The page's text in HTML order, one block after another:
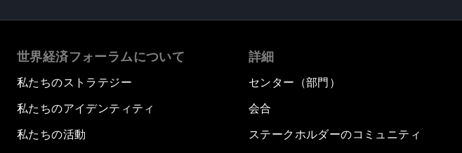
世界経済フォーラムについて
私たちのストラテジー
私たちのアイデンティティ
私たちの活動
詳細
センター（部門）
会合
ステークホルダーのコミュニティ